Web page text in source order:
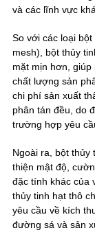
và các lĩnh vực
So với các loại
mesh), bột thủy
mặt mịn hơn,
chất lượng sản
chi phí sản xuất
phân tán đều, do
trường hợp yêu
Ngoài ra, bột
thiện mật độ,
đặc tính khác của
thủy tinh hạt thô
yêu cầu về kích
đường sá và sản